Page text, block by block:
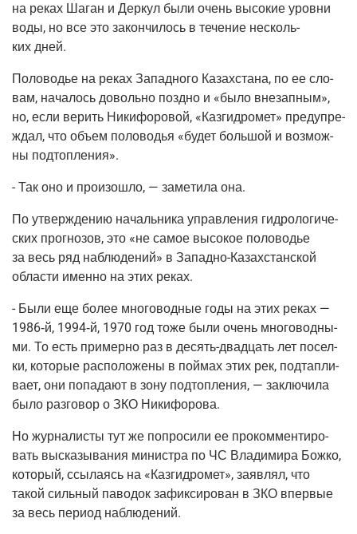
на реках Шаган и Дер­кул были очень высо­кие уров­ни
воды, но все это закон­чи­лось в тече­ние несколь­
ких дней.
Поло­во­дье на реках Запад­но­го Казах­ста­на, по ее сло­
вам, нача­лось доволь­но позд­но и «было вне­зап­ным»,
но, если верить Ники­фо­ро­вой, «Каз­гид­ро­мет» пре­ду­пре­
ждал, что объ­ем поло­во­дья «будет боль­шой и воз­мож­
ны подтопления».
- Так оно и про­изо­шло, — заме­ти­ла она.
По утвер­жде­нию началь­ни­ка управ­ле­ния гид­ро­ло­ги­че­
ских про­гно­зов, это «не самое высо­кое поло­во­дье
за весь ряд наблю­де­ний» в Запад­но-Казах­стан­ской
обла­сти имен­но на этих реках.
- Были еще более мно­го­вод­ные годы на этих реках —
1986‑й, 1994‑й, 1970 год тоже были очень мно­го­вод­ны­
ми. То есть при­мер­но раз в десять-два­дцать лет посел­
ки, кото­рые рас­по­ло­же­ны в пой­мах этих рек, под­тап­ли­
ва­ет, они попа­да­ют в зону под­топ­ле­ния, — заклю­чи­ла
было раз­го­вор о ЗКО Никифорова.
Но жур­на­ли­сты тут же попро­си­ли ее про­ком­мен­ти­ро­
вать выска­зы­ва­ния мини­стра по ЧС Вла­ди­ми­ра Бож­ко,
кото­рый, ссы­ла­ясь на «Каз­гид­ро­мет», заяв­лял, что
такой силь­ный паво­док зафик­си­ро­ван в ЗКО впер­вые
за весь пери­од наблюдений.